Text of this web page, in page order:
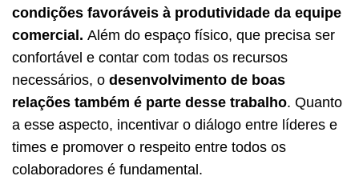
condições favoráveis à produtividade da equipe
comercial. Além do espaço físico, que precisa ser
confortável e contar com todas os recursos
necessários, o desenvolvimento de boas
relações também é parte desse trabalho. Quanto
a esse aspecto, incentivar o diálogo entre líderes e
times e promover o respeito entre todos os
colaboradores é fundamental.